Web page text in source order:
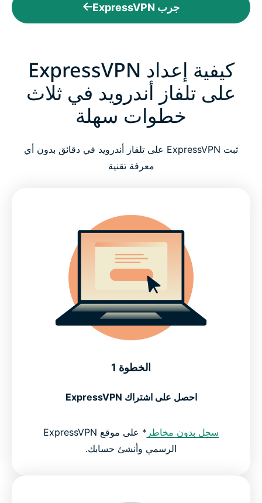
جرب ExpressVPN
كيفية إعداد ExpressVPN
على تلفاز أندرويد في ثلاث
خطوات سهلة
ثبت ExpressVPN على تلفاز أندرويد في دقائق بدون أي
معرفة تقنية
الخطوة 1
احصل على اشتراك ExpressVPN
سجل بدون مخاطر
* على موقع ExpressVPN
الرسمي وأنشئ حسابك.